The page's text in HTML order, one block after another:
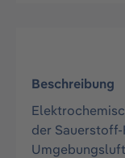
Beschreibung
der